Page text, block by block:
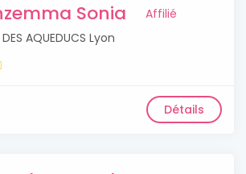
Sonia
Affilié
DES AQUEDUCS Lyon
Détails